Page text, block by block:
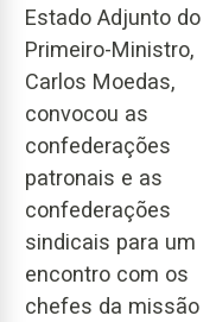
Estado Adjunto do
Primeiro-Ministro,
Carlos Moedas,
convocou as
confederações
patronais e as
confederações
sindicais para um
encontro com os
chefes da missão